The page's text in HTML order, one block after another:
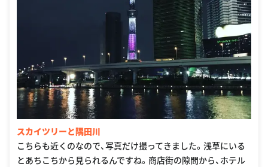
スカイツリーと隅田川
こちらも近くのなので、写真だけ撮ってきました。浅草にいる
とあちこちから見られるんですね。商店街の隙間から、ホテル